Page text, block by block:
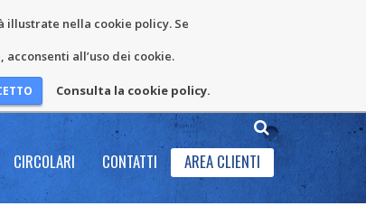
nella cookie policy. Se
all’uso dei cookie.
Consulta la cookie policy.
CIRCOLARI CONTATTI AREA CLIENTI